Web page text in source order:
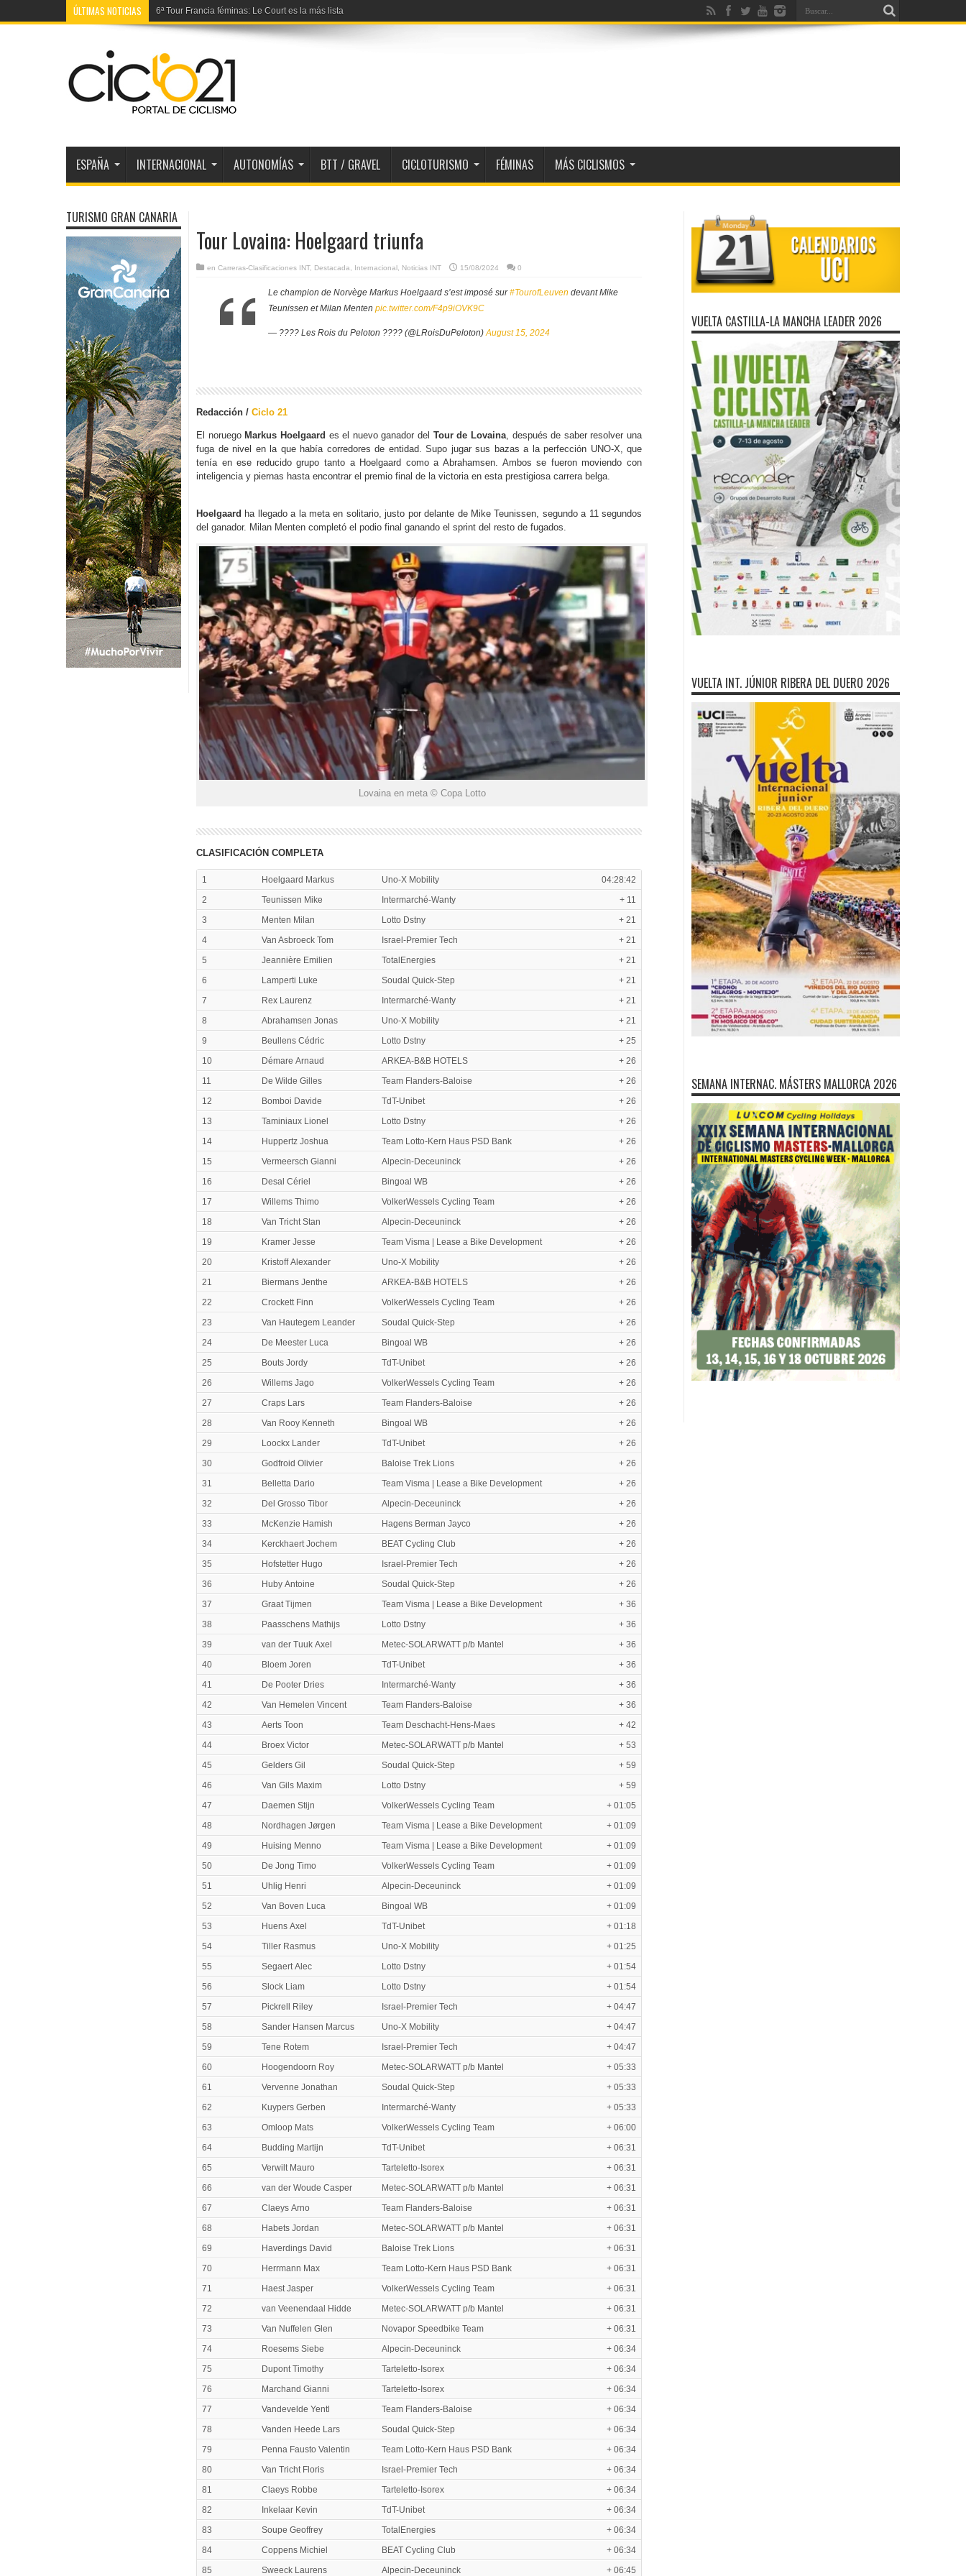
ÚLTIMAS NOTICIAS 6ª Tour Francia féminas: Le Court es la más lista
1ª Volta Portugal: Campos supera a Cavia
ESPAÑA INTERNACIONAL AUTONOMÍAS BTT / GRAVEL CICLOTURISMO FÉMINAS MÁS CICLISMOS
Tour Lovaina: Hoelgaard triunfa
en Carreras-Clasificaciones INT, Destacada Internacional Noticias INT 15/08/2024 0
Le champion de Norvège Markus Hoelgaard s’est imposé sur#TourofLeuven devant Mike
Teunissen et Milan Menten pic.twitter.com/F4p9iOVK9C
— ???? Les Rois du Peloton ???? (@LRoisDuPeloton)August 15, 2024
Redacción / Ciclo 21
El noruego Markus Hoelgaard es el nuevo ganador del Tour de Lovaina, después de saber resolver una
fuga de nivel en la que había corredores de entidad. Supo jugar sus bazas a la perfección UNO-X, que
tenía en ese reducido grupo tanto a Hoelgaard como a Abrahamsen. Ambos se fueron moviendo con
inteligencia y piernas hasta encontrar el premio final de la victoria en esta prestigiosa carrera belga.
Hoelgaard ha llegado a la meta en solitario, justo por delante de Mike Teunissen, segundo a 11 segundos
del ganador. Milan Menten completó el podio final ganando el sprint del resto de fugados.
Lovaina en meta © Copa Lotto
CLASIFICACIÓN COMPLETA
1 Hoelgaard Markus Uno-X Mobility
04:28:42
2
Teunissen Mike Intermarché-Wanty
+ 11
3
Menten Milan Lotto Dstny
+ 21
4
Van Asbroeck Tom Israel-Premier Tech
+ 21
5
Jeannière Emilien TotalEnergies
+ 21
6
Lamperti Luke Soudal Quick-Step
+ 21
7
Rex Laurenz Intermarché-Wanty
+ 21
8
Abrahamsen Jonas Uno-X Mobility
+ 21
9
Beullens Cédric Lotto Dstny
+ 25
10
Démare Arnaud ARKEA-B&B HOTELS
+ 26
11
De Wilde Gilles Team Flanders-Baloise
+ 26
12
Bomboi Davide TdT-Unibet
+ 26
13
Taminiaux Lionel Lotto Dstny
+ 26
14
Huppertz Joshua Team Lotto-Kern Haus PSD Bank
+ 26
15
Vermeersch Gianni Alpecin-Deceuninck
+ 26
16
Desal Cériel Bingoal WB
+ 26
17
Willems Thimo VolkerWessels Cycling Team
+ 26
18
Van Tricht Stan Alpecin-Deceuninck
+ 26
19
Kramer Jesse Team Visma | Lease a Bike Development
+ 26
20
Kristoff Alexander Uno-X Mobility
+ 26
21
Biermans Jenthe ARKEA-B&B HOTELS
+ 26
22
Crockett Finn VolkerWessels Cycling Team
+ 26
23
Van Hautegem Leander Soudal Quick-Step
+ 26
24
De Meester Luca Bingoal WB
+ 26
25
Bouts Jordy TdT-Unibet
+ 26
26
Willems Jago VolkerWessels Cycling Team
+ 26
27
Craps Lars Team Flanders-Baloise
+ 26
28
Van Rooy Kenneth Bingoal WB
+ 26
29
Loockx Lander TdT-Unibet
+ 26
30
Godfroid Olivier Baloise Trek Lions
+ 26
31
Belletta Dario Team Visma | Lease a Bike Development
+ 26
32
Del Grosso Tibor Alpecin-Deceuninck
+ 26
33
McKenzie Hamish Hagens Berman Jayco
+ 26
34
Kerckhaert Jochem BEAT Cycling Club
+ 26
35
Hofstetter Hugo Israel-Premier Tech
+ 26
36
Huby Antoine Soudal Quick-Step
+ 26
37
Graat Tijmen Team Visma | Lease a Bike Development
+ 36
38
Paasschens Mathijs Lotto Dstny
+ 36
39
van der Tuuk Axel Metec-SOLARWATT p/b Mantel
+ 36
40
Bloem Joren TdT-Unibet
+ 36
41
De Pooter Dries Intermarché-Wanty
+ 36
42
Van Hemelen Vincent Team Flanders-Baloise
+ 36
43
Aerts Toon Team Deschacht-Hens-Maes
+ 42
44
Broex Victor Metec-SOLARWATT p/b Mantel
+ 53
45
Gelders Gil Soudal Quick-Step
+ 59
46
Van Gils Maxim Lotto Dstny
+ 59
47
Daemen Stijn VolkerWessels Cycling Team
+ 01:05
48
Nordhagen Jørgen Team Visma | Lease a Bike Development
+ 01:09
49
Huising Menno Team Visma | Lease a Bike Development
+ 01:09
50
De Jong Timo VolkerWessels Cycling Team
+ 01:09
51
Uhlig Henri Alpecin-Deceuninck
+ 01:09
52
Van Boven Luca Bingoal WB
+ 01:09
53
Huens Axel TdT-Unibet
+ 01:18
54
Tiller Rasmus Uno-X Mobility
+ 01:25
55
Segaert Alec Lotto Dstny
+ 01:54
56
Slock Liam Lotto Dstny
+ 01:54
57
Pickrell Riley Israel-Premier Tech
+ 04:47
58
Sander Hansen Marcus Uno-X Mobility
+ 04:47
59
Tene Rotem Israel-Premier Tech
+ 04:47
60
Hoogendoorn Roy Metec-SOLARWATT p/b Mantel
+ 05:33
61
Vervenne Jonathan Soudal Quick-Step
+ 05:33
62
Kuypers Gerben Intermarché-Wanty
+ 05:33
63
Omloop Mats VolkerWessels Cycling Team
+ 06:00
64
Budding Martijn TdT-Unibet
+ 06:31
65
Verwilt Mauro Tarteletto-Isorex
+ 06:31
66
van der Woude Casper Metec-SOLARWATT p/b Mantel
+ 06:31
67
Claeys Arno Team Flanders-Baloise
+ 06:31
68
Habets Jordan Metec-SOLARWATT p/b Mantel
+ 06:31
69
Haverdings David Baloise Trek Lions
+ 06:31
70
Herrmann Max Team Lotto-Kern Haus PSD Bank
+ 06:31
71
Haest Jasper VolkerWessels Cycling Team
+ 06:31
72
van Veenendaal Hidde Metec-SOLARWATT p/b Mantel
+ 06:31
73
Van Nuffelen Glen Novapor Speedbike Team
+ 06:31
74
Roesems Siebe Alpecin-Deceuninck
+ 06:34
75
Dupont Timothy Tarteletto-Isorex
+ 06:34
76
Marchand Gianni Tarteletto-Isorex
+ 06:34
77
Vandevelde Yentl Team Flanders-Baloise
+ 06:34
78
Vanden Heede Lars Soudal Quick-Step
+ 06:34
79
Penna Fausto Valentin Team Lotto-Kern Haus PSD Bank
+ 06:34
80
Van Tricht Floris Israel-Premier Tech
+ 06:34
81
Claeys Robbe Tarteletto-Isorex
+ 06:34
82
Inkelaar Kevin TdT-Unibet
+ 06:34
83
Soupe Geoffrey TotalEnergies
+ 06:34
84
Coppens Michiel BEAT Cycling Club
+ 06:34
85
Sweeck Laurens Alpecin-Deceuninck + 06:45
TURISMO GRAN CANARIA
VUELTA CASTILLA-LA MANCHA LEADER 2026
VUELTA INT. JÚNIOR RIBERA DEL DUERO 2026
SEMANA INTERNAC. MÁSTERS MALLORCA 2026